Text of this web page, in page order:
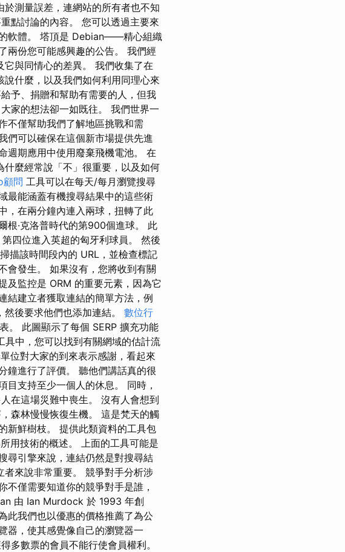
測量誤差，連網站的所有者也不知
點討論的內容。 您可以透過主要來
軟體。 塔頂是 Debian——精心組織
兩份您可能感興趣的公告。 我們經
與同情心的差異。 我們收集了在
什麼，以及我們如何利用同理心來
予、捐贈和幫助有需要的人，但我
家的想法卻一如既往。 我們世界一
不僅幫助我們了解地區挑戰和需
們可以確保在這個新市場提供先進
週期應用中使用廢棄飛機電池。 在
麼經常說「不」很重要，以及如何
顧問 工具可以在每天/每月瀏覽搜尋
最能涵蓋有機搜尋結果中的這些術
，在兩分鐘內連入兩球，扭轉了此
根·克洛普時代的第900個進球。 此
四位進入英超的匈牙利球員。 然後
描該時間段內的 URL，並檢查標記
會發生。 如果沒有，您將收到有關
及監控是 ORM 的重要元素，因為它
結建立者獲取連結的簡單方法，例
後要求他們也添加連結。 數位行
。 此圖顯示了每個 SERP 擴充功能
具中，您可以找到有關網域的估計流
位對大家的到來表示感謝，看起來
鐘進行了評價。 聽他們講話真的很
支持至少一個人的休息。 同時，
在這場災難中喪生。 沒有人會想到
森林慢慢恢復生機。 這是梵天的觸
新鮮樹枝。 提供此類資料的工具包
用技術的概述。 上面的工具可能是
尋引擎來說，連結仍然是對搜尋結
來說非常重要。 競爭對手分析涉
僅需要知道你的競爭對手是誰，
由 Ian Murdock 於 1993 年創
此我們也以優惠的價格推薦了為公
器，使其感覺像自己的瀏覽器一
多數票的會員不能行使會員權利。